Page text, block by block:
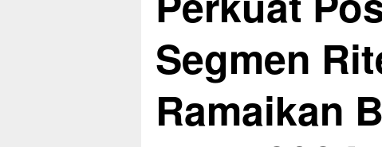
Segmen
Ramaikan